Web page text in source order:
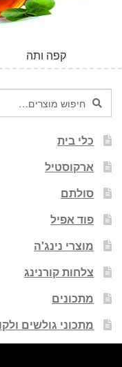
קפה ותה
חיפוש
עבור:
חיפוש
כלי בית
ארקוסטיל
סולתם
פוד אפיל
מוצרי נינג'ה
צלחות קורנינג
מתכונים
מתכוני גולשים